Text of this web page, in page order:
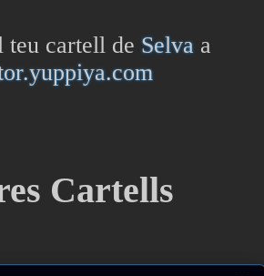
teu cartell de Selva a
Cartells